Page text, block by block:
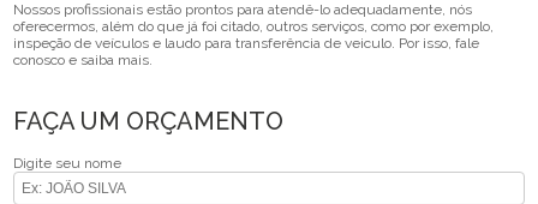
Nossos profissionais estão prontos para atendê-lo adequadamente, nós
oferecermos, além do que já foi citado, outros serviços, como por exemplo,
inspeção de veículos e laudo para transferência de veiculo. Por isso, fale
conosco e saiba mais.
FAÇA UM ORÇAMENTO
Digite seu nome